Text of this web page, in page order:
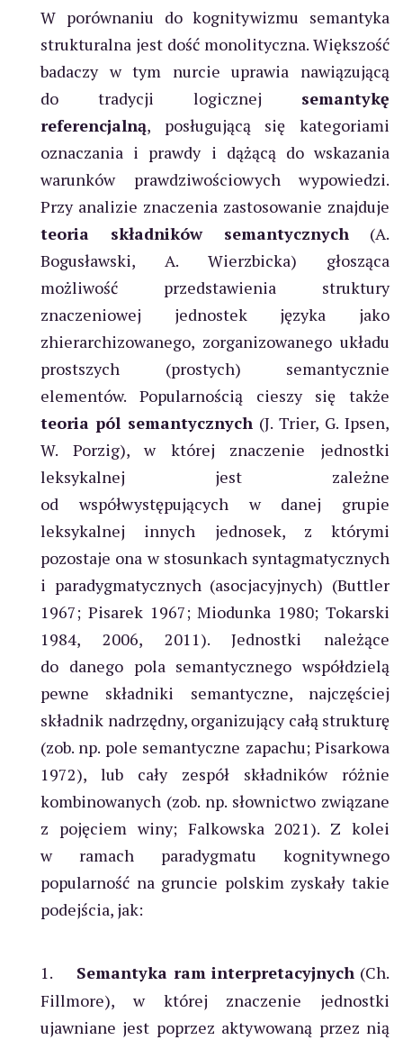
W porównaniu do kognitywizmu semantyka
strukturalna jest dość monolityczna. Większość
badaczy w tym nurcie uprawia nawiązującą
do tradycji logicznej semantykę
referencjalną, posługującą się kategoriami
oznaczania i prawdy i dążącą do wskazania
warunków prawdziwościowych wypowiedzi.
Przy analizie znaczenia zastosowanie znajduje
teoria składników semantycznych (A.
Bogusławski, A. Wierzbicka) głosząca
możliwość przedstawienia struktury
znaczeniowej jednostek języka jako
zhierarchizowanego, zorganizowanego układu
prostszych (prostych) semantycznie
elementów. Popularnością cieszy się także
teoria pól semantycznych (J. Trier, G. Ipsen,
W. Porzig), w której znaczenie jednostki
leksykalnej jest zależne
od współwystępujących w danej grupie
leksykalnej innych jednosek, z którymi
pozostaje ona w stosunkach syntagmatycznych
i paradygmatycznych (asocjacyjnych) (Buttler
1967; Pisarek 1967; Miodunka 1980; Tokarski
1984, 2006, 2011). Jednostki należące
do danego pola semantycznego współdzielą
pewne składniki semantyczne, najczęściej
składnik nadrzędny, organizujący całą strukturę
(zob. np. pole semantyczne zapachu; Pisarkowa
1972), lub cały zespół składników różnie
kombinowanych (zob. np. słownictwo związane
z pojęciem winy; Falkowska 2021). Z kolei
w ramach paradygmatu kognitywnego
popularność na gruncie polskim zyskały takie
podejścia, jak:
1. Semantyka ram interpretacyjnych (Ch.
Fillmore), w której znaczenie jednostki
ujawniane jest poprzez aktywowaną przez nią